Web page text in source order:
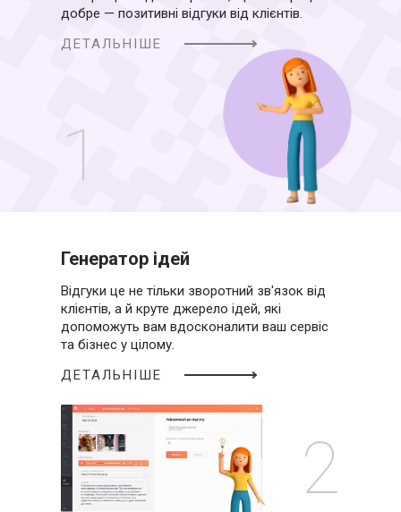
1
добре — позитивні відгуки від клієнтів.
ДЕТАЛЬНІШЕ
2
Генератор ідей
Відгуки це не тільки зворотний зв'язок від
клієнтів, а й круте джерело ідей, які
допоможуть вам вдосконалити ваш сервіс
та бізнес у цілому.
ДЕТАЛЬНІШЕ